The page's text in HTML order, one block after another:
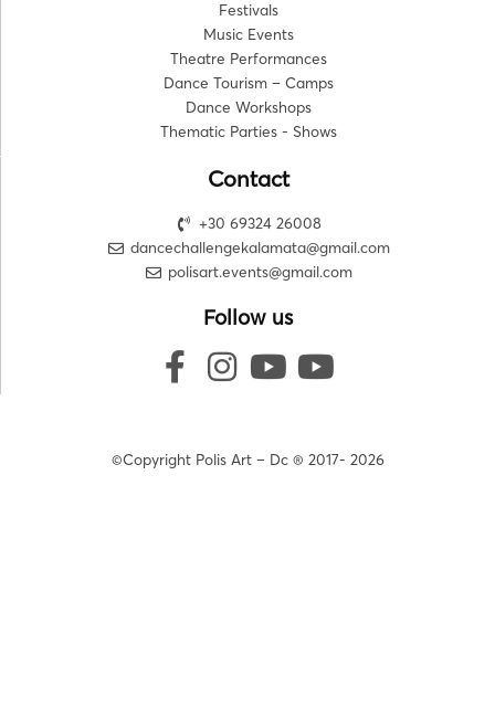
Festivals
Music Events
Theatre Performances
Dance Tourism – Camps
Dance Workshops
Thematic Parties - Shows
Contact
+30 69324 26008
dancechallengekalamata@gmail.com
polisart.events@gmail.com
Follow us
©Copyright Polis Art – Dc ® 2017- 2026